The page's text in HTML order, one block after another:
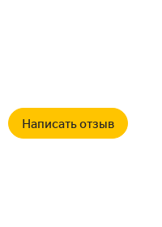
Написать отзыв